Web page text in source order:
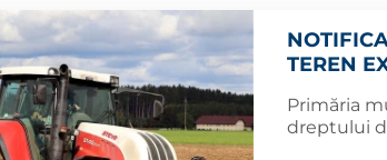
TEREN
Primăria
dreptului